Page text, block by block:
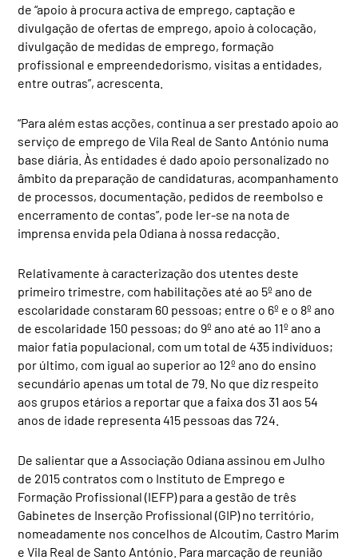
de “apoio à procura activa de emprego, captação e
divulgação de ofertas de emprego, apoio à colocação,
divulgação de medidas de emprego, formação
profissional e empreendedorismo, visitas a entidades,
entre outras”, acrescenta.
“Para além estas acções, continua a ser prestado apoio ao
serviço de emprego de Vila Real de Santo António numa
base diária. Às entidades é dado apoio personalizado no
âmbito da preparação de candidaturas, acompanhamento
de processos, documentação, pedidos de reembolso e
encerramento de contas”, pode ler-se na nota de
imprensa envida pela Odiana à nossa redacção.
Relativamente à caracterização dos utentes deste
primeiro trimestre, com habilitações até ao 5º ano de
escolaridade constaram 60 pessoas; entre o 6º e o 8º ano
de escolaridade 150 pessoas; do 9º ano até ao 11º ano a
maior fatia populacional, com um total de 435 indivíduos;
por último, com igual ao superior ao 12º ano do ensino
secundário apenas um total de 79. No que diz respeito
aos grupos etários a reportar que a faixa dos 31 aos 54
anos de idade representa 415 pessoas das 724.
De salientar que a Associação Odiana assinou em Julho
de 2015 contratos com o Instituto de Emprego e
Formação Profissional (IEFP) para a gestão de três
Gabinetes de Inserção Profissional (GIP) no território,
nomeadamente nos concelhos de Alcoutim, Castro Marim
e Vila Real de Santo António. Para marcação de reunião